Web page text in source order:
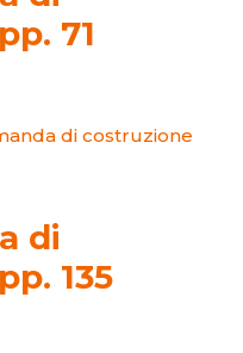
71
di costruzione
di
135